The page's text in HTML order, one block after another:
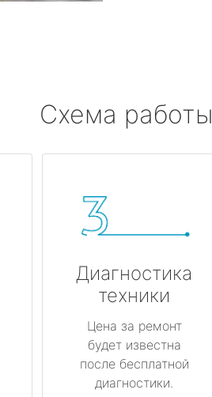
Схема работы
Диагностика
техники
Цена за ремонт
будет известна
после бесплатной
диагностики.